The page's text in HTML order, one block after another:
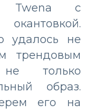
Twena с
удалось не
трендовым
только
образ.
его на